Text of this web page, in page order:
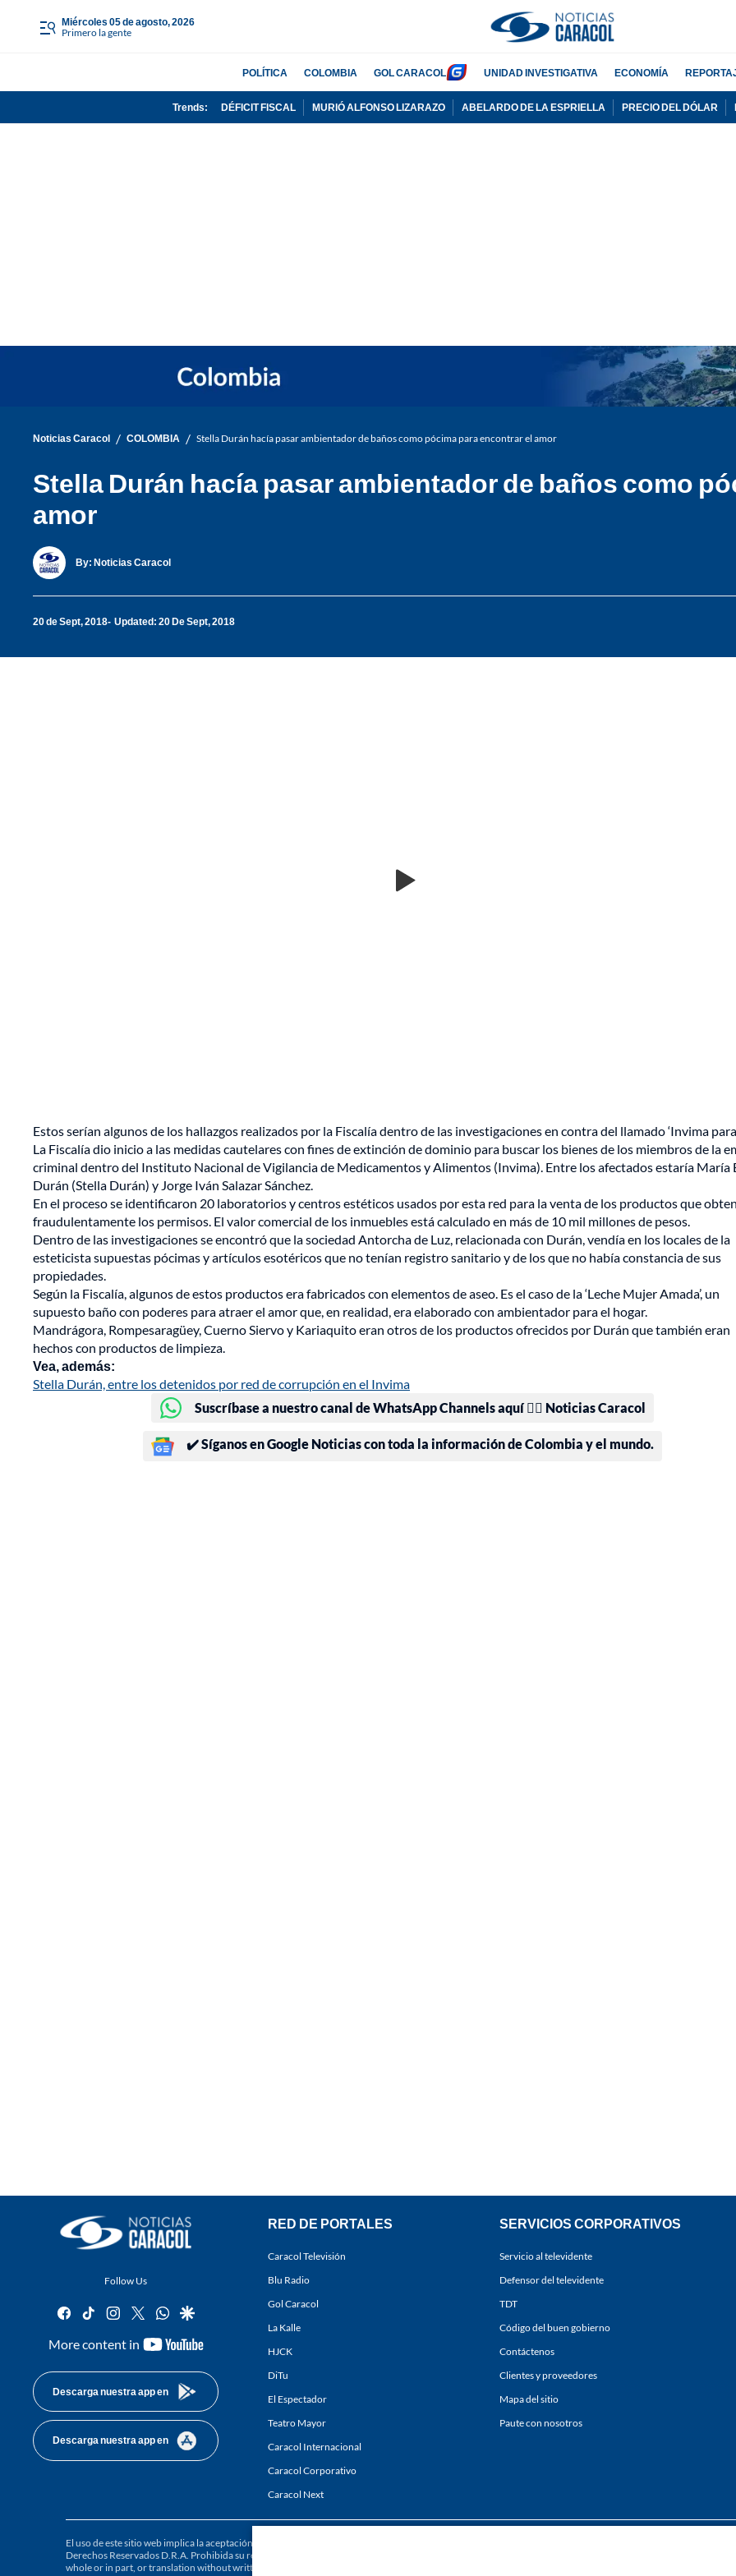
miércoles 05 de agosto, 2026
Primero la gente
POLÍTICA COLOMBIA GOL CARACOL UNIDAD INVESTIGATIVA ECONOMÍA
Trends: DÉFICIT FISCAL MURIÓ ALFONSO LIZARAZO ABELARDO DE LA ESPRIELLA PRECIO DEL DÓLAR
Noticias Caracol / COLOMBIA / Stella Durán hacía pasar ambientador de baños como pócima para encontrar el amor
Stella Durán hacía pasar ambientador de baños como
amor
By: Noticias Caracol
20 de Sept, 2018 Updated: 20 De Sept, 2018
Estos serían algunos de los hallazgos realizados por la Fiscalía dentro de las investigaciones en contra del llamado ‘Invima
La Fiscalía dio inicio a las medidas cautelares con fines de extinción de dominio para buscar los bienes de los miembros de la
criminal dentro del Instituto Nacional de Vigilancia de Medicamentos y Alimentos (Invima). Entre los afectados estaría María
Durán (Stella Durán) y Jorge Iván Salazar Sánchez.
En el proceso se identificaron 20 laboratorios y centros estéticos usados por esta red para la venta de los productos que
fraudulentamente los permisos. El valor comercial de los inmuebles está calculado en más de 10 mil millones de pesos.
Dentro de las investigaciones se encontró que la sociedad Antorcha de Luz, relacionada con Durán, vendía en los locales de la
esteticista supuestas pócimas y artículos esotéricos que no tenían registro sanitario y de los que no había constancia de sus
propiedades.
Según la Fiscalía, algunos de estos productos era fabricados con elementos de aseo. Es el caso de la ‘Leche Mujer Amada’, un
supuesto baño con poderes para atraer el amor que, en realidad, era elaborado con ambientador para el hogar.
Mandrágora, Rompesaragüey, Cuerno Siervo y Kariaquito eran otros de los productos ofrecidos por Durán que también eran
hechos con productos de limpieza.
Vea, además:
Stella Durán, entre los detenidos por red de corrupción en el Invima
Suscríbase a nuestro canal de WhatsApp Channels aquí 👉🏻 Noticias Caracol
✔️ Síganos en Google Noticias con toda la información de Colombia y el mundo.
Follow Us
facebook
tiktok instagram
twitterwhatsapp
google
More content in
youtube-
Descarga nuestra app en
Descarga nuestra app en
RED DE PORTALES
Caracol Televisión
Blu Radio
Gol Caracol
La Kalle
HJCK
DiTu
El Espectador
Teatro Mayor
Caracol Internacional
Caracol Corporativo
Caracol Next
SERVICIOS CORPORATIVOS
Servicio al televidente
Defensor del televidente
TDT
Código del buen gobierno
Contáctenos
Clientes y proveedores
Mapa del sitio
Paute con nosotros
El uso de este sitio web implica la aceptación de los
Derechos Reservados D.R.A. Prohibida su reproducción total o parcial, así como su traducción a cualquier idioma sin autorización escrita de su titular.
whole or in part, or translation without written permission is prohibited. All rights reserved 2025.